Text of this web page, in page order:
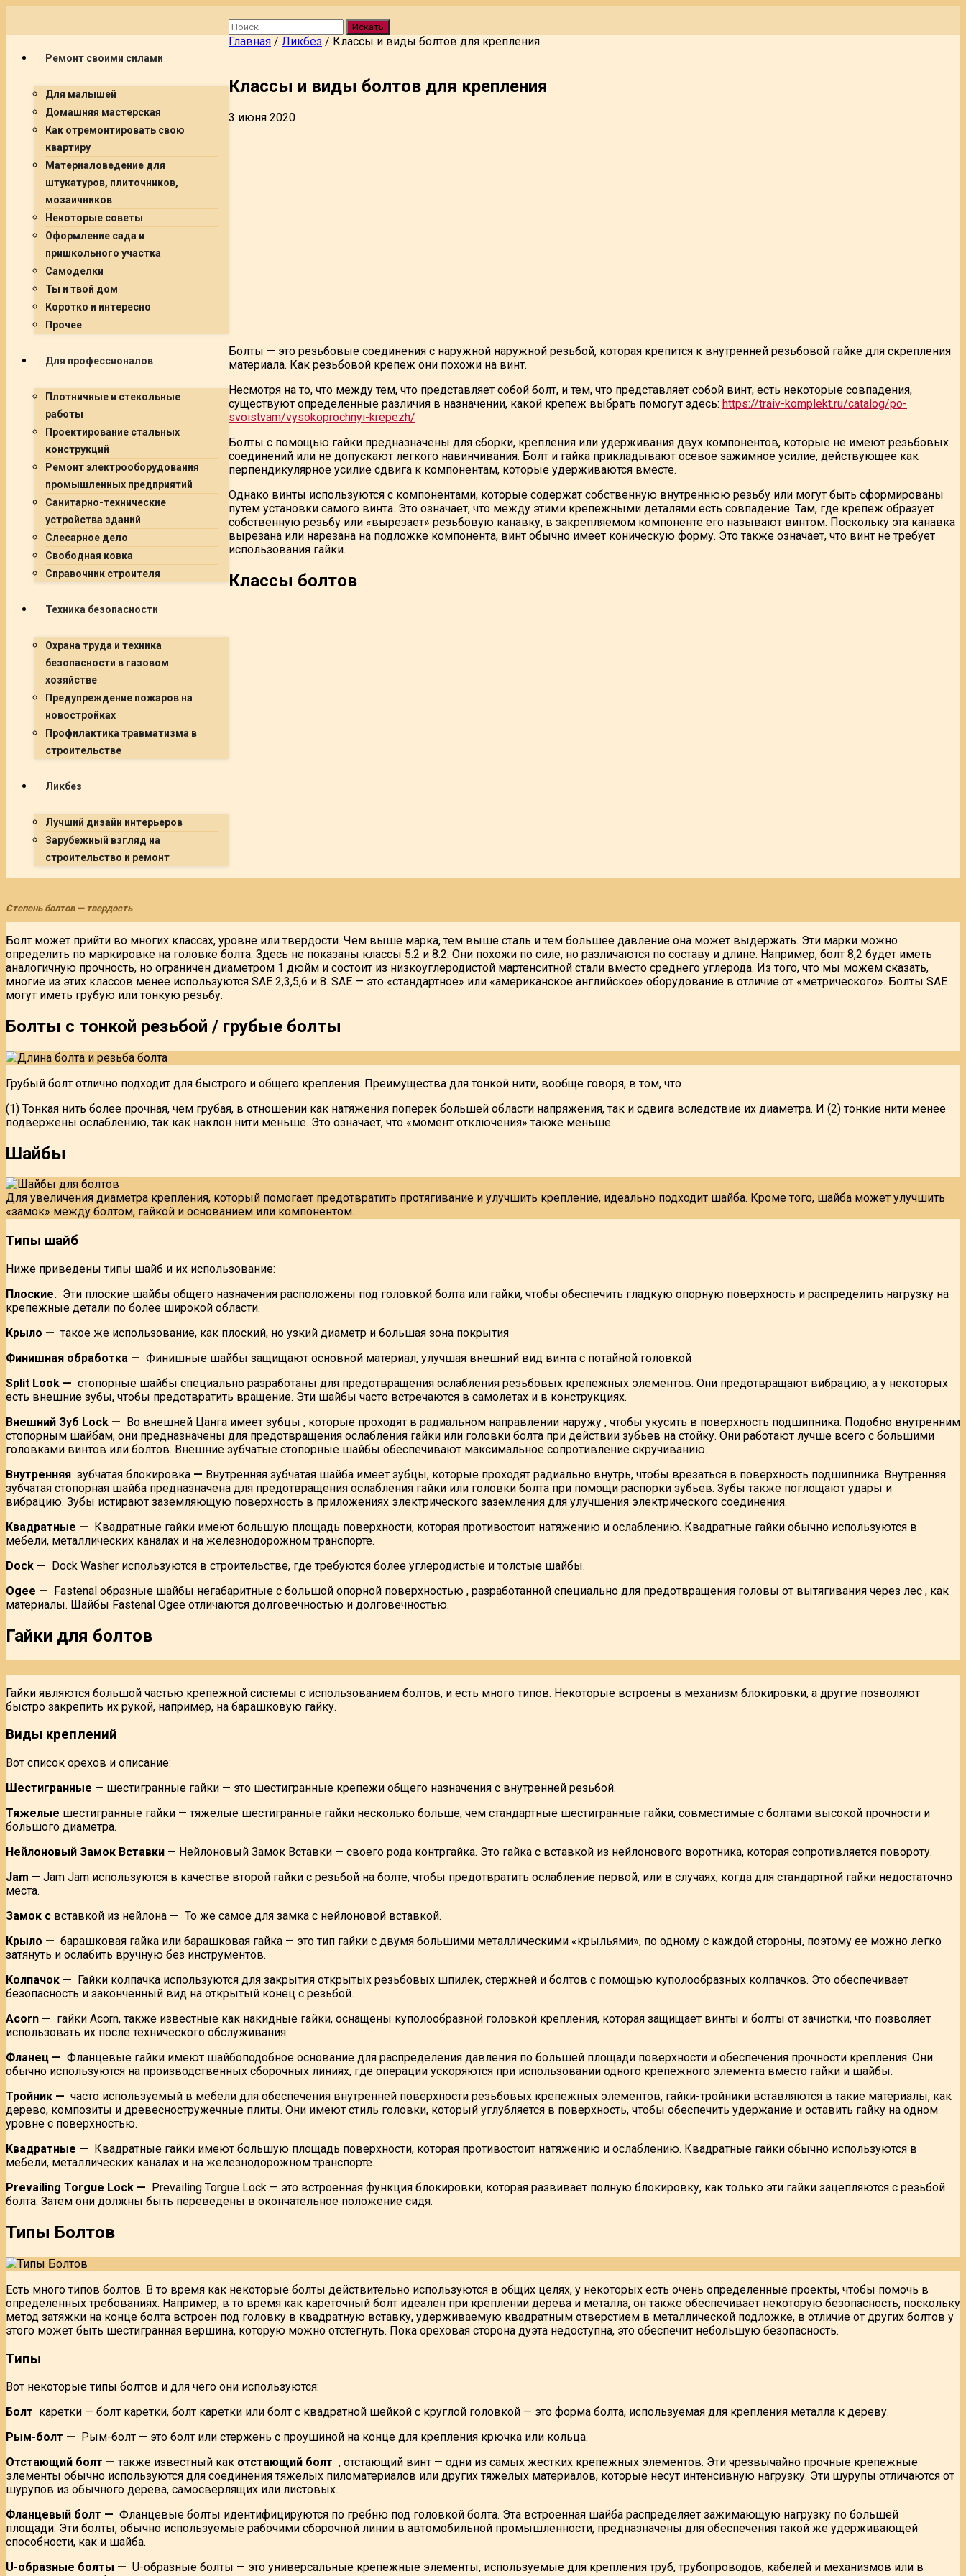
Ремонт своими силами
Для малышей
Домашняя мастерская
Как отремонтировать свою
квартиру
Материаловедение для
штукатуров, плиточников,
мозаичников
Некоторые советы
Оформление сада и
пришкольного участка
Самоделки
Ты и твой дом
Коротко и интересно
Прочее
Для профессионалов
Плотничные и стекольные
работы
Проектирование стальных
конструкций
Ремонт электрооборудования
промышленных предприятий
Санитарно-технические
устройства зданий
Слесарное дело
Свободная ковка
Справочник строителя
Техника безопасности
Охрана труда и техника
безопасности в газовом
хозяйстве
Предупреждение пожаров на
новостройках
Профилактика травматизма в
строительстве
Ликбез
Лучший дизайн интерьеров
Зарубежный взгляд на
строительство и ремонт
Искать
Главная / Ликбез / Классы и виды болтов для крепления
Классы и виды болтов для крепления
3 июня 2020
Болты — это резьбовые соединения с наружной наружной резьбой, которая крепится к внутренней резьбовой гайке для скрепления
материала. Как резьбовой крепеж они похожи на винт.
Несмотря на то, что между тем, что представляет собой болт, и тем, что представляет собой винт, есть некоторые совпадения,
существуют определенные различия в назначении, какой крепеж выбрать помогут здесь: https://traiv-komplekt.ru/catalog/po-
svoistvam/vysokoprochnyi-krepezh/
Болты с помощью гайки предназначены для сборки, крепления или удерживания двух компонентов, которые не имеют резьбовых
соединений или не допускают легкого навинчивания. Болт и гайка прикладывают осевое зажимное усилие, действующее как
перпендикулярное усилие сдвига к компонентам, которые удерживаются вместе.
Однако винты используются с компонентами, которые содержат собственную внутреннюю резьбу или могут быть сформированы
путем установки самого винта. Это означает, что между этими крепежными деталями есть совпадение. Там, где крепеж образует
собственную резьбу или «вырезает» резьбовую канавку, в закрепляемом компоненте его называют винтом. Поскольку эта канавка
вырезана или нарезана на подложке компонента, винт обычно имеет коническую форму. Это также означает, что винт не требует
использования гайки.
Классы болтов
Степень болтов — твердость
Болт может прийти во многих классах, уровне или твердости. Чем выше марка, тем выше сталь и тем большее давление она может выдержать. Эти марки можно
определить по маркировке на головке болта. Здесь не показаны классы 5.2 и 8.2. Они похожи по силе, но различаются по составу и длине. Например, болт 8,2 будет иметь
аналогичную прочность, но ограничен диаметром 1 дюйм и состоит из низкоуглеродистой мартенситной стали вместо среднего углерода. Из того, что мы можем сказать,
многие из этих классов менее используются SAE 2,3,5,6 и 8. SAE — это «стандартное» или «американское английское» оборудование в отличие от «метрического». Болты SAE
могут иметь грубую или тонкую резьбу.
Болты с тонкой резьбой / грубые болты
Грубый болт отлично подходит для быстрого и общего крепления. Преимущества для тонкой нити, вообще говоря, в том, что
(1) Тонкая нить более прочная, чем грубая, в отношении как натяжения поперек большей области напряжения, так и сдвига вследствие их диаметра. И (2) тонкие нити менее
подвержены ослаблению, так как наклон нити меньше. Это означает, что «момент отключения» также меньше.
Шайбы
Для увеличения диаметра крепления, который помогает предотвратить протягивание и улучшить крепление, идеально подходит шайба. Кроме того, шайба может улучшить
«замок» между болтом, гайкой и основанием или компонентом.
Типы шайб
Ниже приведены типы шайб и их использование:
Плоские. Эти плоские шайбы общего назначения расположены под головкой болта или гайки, чтобы обеспечить гладкую опорную поверхность и распределить нагрузку на
крепежные детали по более широкой области.
Крыло — такое же использование, как плоский, но узкий диаметр и большая зона покрытия
Финишная обработка — Финишные шайбы защищают основной материал, улучшая внешний вид винта с потайной головкой
Split Look — стопорные шайбы специально разработаны для предотвращения ослабления резьбовых крепежных элементов. Они предотвращают вибрацию, а у некоторых
есть внешние зубы, чтобы предотвратить вращение. Эти шайбы часто встречаются в самолетах и ​​в конструкциях.
Внешний Зуб Lock — Во внешней Цанга имеет зубцы , которые проходят в радиальном направлении наружу , чтобы укусить в поверхность подшипника. Подобно внутренним
стопорным шайбам, они предназначены для предотвращения ослабления гайки или головки болта при действии зубьев на стойку. Они работают лучше всего с большими
головками винтов или болтов. Внешние зубчатые стопорные шайбы обеспечивают максимальное сопротивление скручиванию.
Внутренняя зубчатая блокировка — Внутренняя зубчатая шайба имеет зубцы, которые проходят радиально внутрь, чтобы врезаться в поверхность подшипника. Внутренняя
зубчатая стопорная шайба предназначена для предотвращения ослабления гайки или головки болта при помощи распорки зубьев. Зубы также поглощают удары и
вибрацию. Зубы истирают заземляющую поверхность в приложениях электрического заземления для улучшения электрического соединения.
Квадратные — Квадратные гайки имеют большую площадь поверхности, которая противостоит натяжению и ослаблению. Квадратные гайки обычно используются в
мебели, металлических каналах и на железнодорожном транспорте.
Dock — Dock Washer используются в строительстве, где требуются более углеродистые и толстые шайбы.
Ogee — Fastenal образные шайбы негабаритные с большой опорной поверхностью , разработанной специально для предотвращения головы от вытягивания через лес , как
материалы. Шайбы Fastenal Ogee отличаются долговечностью и долговечностью.
Гайки для болтов
Гайки являются большой частью крепежной системы с использованием болтов, и есть много типов. Некоторые встроены в механизм блокировки, а другие позволяют
быстро закрепить их рукой, например, на барашковую гайку.
Виды креплений
Вот список орехов и описание:
Шестигранные — шестигранные гайки — это шестигранные крепежи общего назначения с внутренней резьбой.
Тяжелые шестигранные гайки — тяжелые шестигранные гайки несколько больше, чем стандартные шестигранные гайки, совместимые с болтами высокой прочности и
большого диаметра.
Нейлоновый Замок Вставки — Нейлоновый Замок Вставки — своего рода контргайка. Это гайка с вставкой из нейлонового воротника, которая сопротивляется повороту.
Jam — Jam Jam используются в качестве второй гайки с резьбой на болте, чтобы предотвратить ослабление первой, или в случаях, когда для стандартной гайки недостаточно
места.
Замок с вставкой из нейлона — То же самое для замка с нейлоновой вставкой.
Крыло — барашковая гайка или барашковая гайка — это тип гайки с двумя большими металлическими «крыльями», по одному с каждой стороны, поэтому ее можно легко
затянуть и ослабить вручную без инструментов.
Колпачок — Гайки колпачка используются для закрытия открытых резьбовых шпилек, стержней и болтов с помощью куполообразных колпачков. Это обеспечивает
безопасность и законченный вид на открытый конец с резьбой.
Acorn — гайки Acorn, также известные как накидные гайки, оснащены куполообразной головкой крепления, которая защищает винты и болты от зачистки, что позволяет
использовать их после технического обслуживания.
Фланец — Фланцевые гайки имеют шайбоподобное основание для распределения давления по большей площади поверхности и обеспечения прочности крепления. Они
обычно используются на производственных сборочных линиях, где операции ускоряются при использовании одного крепежного элемента вместо гайки и шайбы.
Тройник — часто используемый в мебели для обеспечения внутренней поверхности резьбовых крепежных элементов, гайки-тройники вставляются в такие материалы, как
дерево, композиты и древесностружечные плиты. Они имеют стиль головки, который углубляется в поверхность, чтобы обеспечить удержание и оставить гайку на одном
уровне с поверхностью.
Квадратные — Квадратные гайки имеют большую площадь поверхности, которая противостоит натяжению и ослаблению. Квадратные гайки обычно используются в
мебели, металлических каналах и на железнодорожном транспорте.
Prevailing Torgue Lock — Prevailing Torgue Lock — это встроенная функция блокировки, которая развивает полную блокировку, как только эти гайки зацепляются с резьбой
болта. Затем они должны быть переведены в окончательное положение сидя.
Типы Болтов
Есть много типов болтов. В то время как некоторые болты действительно используются в общих целях, у некоторых есть очень определенные проекты, чтобы помочь в
определенных требованиях. Например, в то время как кареточный болт идеален при креплении дерева и металла, он также обеспечивает некоторую безопасность, поскольку
метод затяжки на конце болта встроен под головку в квадратную вставку, удерживаемую квадратным отверстием в металлической подложке, в отличие от других болтов у
этого может быть шестигранная вершина, которую можно отстегнуть. Пока ореховая сторона дуэта недоступна, это обеспечит небольшую безопасность.
Типы
Вот некоторые типы болтов и для чего они используются:
Болт каретки — болт каретки, болт каретки или болт с квадратной шейкой с круглой головкой — это форма болта, используемая для крепления металла к дереву.
Рым-болт — Рым-болт — это болт или стержень с проушиной на конце для крепления крючка или кольца.
Отстающий болт — также известный как отстающий болт , отстающий винт — одни из самых жестких крепежных элементов. Эти чрезвычайно прочные крепежные
элементы обычно используются для соединения тяжелых пиломатериалов или других тяжелых материалов, которые несут интенсивную нагрузку. Эти шурупы отличаются от
шурупов из обычного дерева, самосверлящих или листовых.
Фланцевый болт — Фланцевые болты идентифицируются по гребню под головкой болта. Эта встроенная шайба распределяет зажимающую нагрузку по большей
площади. Эти болты, обычно используемые рабочими сборочной линии в автомобильной промышленности, предназначены для обеспечения такой же удерживающей
способности, как и шайба.
U-образные болты — U-образные болты — это универсальные крепежные элементы, используемые для крепления труб, трубопроводов, кабелей и механизмов или в